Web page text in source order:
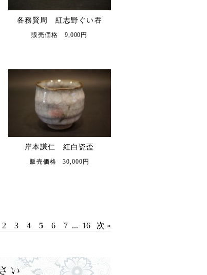
各務賢周 紅志野ぐい吞
販売価格 9,000円
岸本謙仁 紅白瓷盃
販売価格 30,000円
2 3 4 5 6 7 ... 16 次 »